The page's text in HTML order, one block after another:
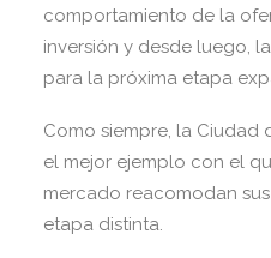
comportamiento de la
inversión y desde luego,
para la próxima etapa
Como siempre, la Ciudad
el mejor ejemplo con el
mercado reacomodan
etapa distinta.